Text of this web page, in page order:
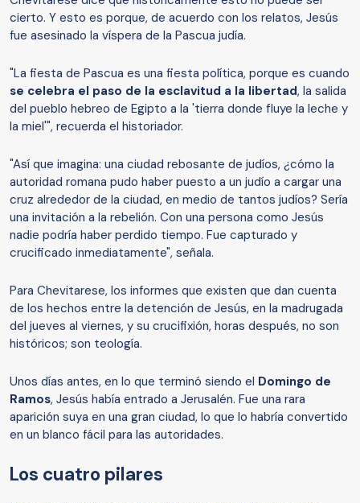
cierto. Y esto es porque, de acuerdo con los relatos, Jesús
fue asesinado la víspera de la Pascua judía.
"La fiesta de Pascua es una fiesta política, porque es cuando
se celebra el paso de la esclavitud a la libertad, la salida
del pueblo hebreo de Egipto a la 'tierra donde fluye la leche y
la miel'", recuerda el historiador.
"Así que imagina: una ciudad rebosante de judíos, ¿cómo la
autoridad romana pudo haber puesto a un judío a cargar una
cruz alrededor de la ciudad, en medio de tantos judíos? Sería
una invitación a la rebelión. Con una persona como Jesús
nadie podría haber perdido tiempo. Fue capturado y
crucificado inmediatamente", señala.
Para Chevitarese, los informes que existen que dan cuenta
de los hechos entre la detención de Jesús, en la madrugada
del jueves al viernes, y su crucifixión, horas después, no son
históricos; son teología.
Unos días antes, en lo que terminó siendo el Domingo de
Ramos, Jesús había entrado a Jerusalén. Fue una rara
aparición suya en una gran ciudad, lo que lo habría convertido
en un blanco fácil para las autoridades.
Los cuatro pilares